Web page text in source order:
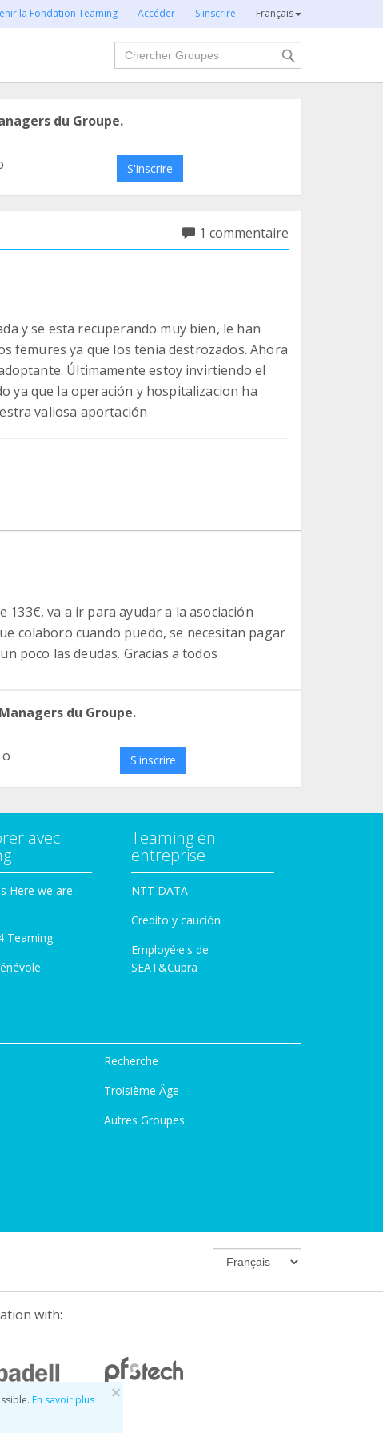
×
En savoir plus
la Fondation Teaming Accéder S'inscrire Français
Chercher
du Groupe.
S'inscrire
1 commentaire
y se esta recuperando muy bien, le han
femures ya que los tenía destrozados. Ahora
Últimamente estoy invirtiendo el
ya que la operación y hospitalizacion ha
valiosa aportación
va a ir para ayudar a la asociación
colaboro cuando puedo, se necesitan pagar
poco las deudas. Gracias a todos
du Groupe.
o S'inscrire
avec
Here we are
Teaming
Teaming en
entreprise
NTT DATA
Credito y caución
Employé·e·s de
SEAT&Cupra
Recherche
Troisième Âge
Autres Groupes
with: